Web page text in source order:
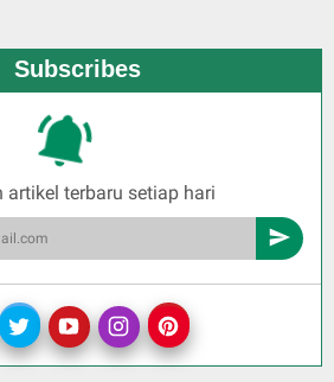
Subscribes
artikel terbaru setiap hari